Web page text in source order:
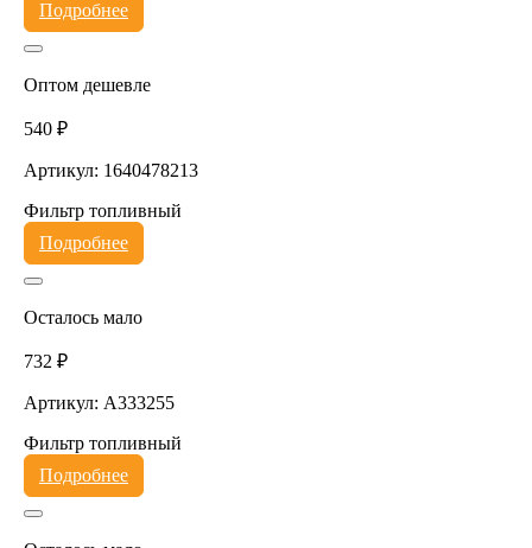
Подробнее
Оптом дешевле
540 ₽
Артикул: 1640478213
Фильтр топливный
Подробнее
Осталось мало
732 ₽
Артикул: A333255
Фильтр топливный
Подробнее